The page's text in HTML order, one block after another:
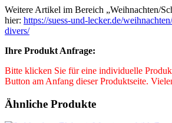
Weitere Artikel im Bereich „Weihnachten/
hier: https://suess-und-lecker.de/
divers/
Ihre Produkt Anfrage:
Bitte klicken Sie für eine individuelle
Button am Anfang dieser Produktseite.
Ähnliche Produkte